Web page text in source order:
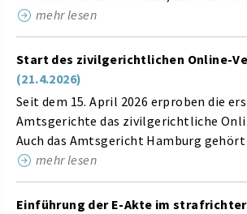
mehr lesen
Start des zivilgerichtlichen Online-
(21.4.2026)
Seit dem 15. April 2026 erproben die
Amtsgerichte das zivilgerichtliche
Auch das Amtsgericht Hamburg gehört
mehr lesen
Einführung der E-Akte im